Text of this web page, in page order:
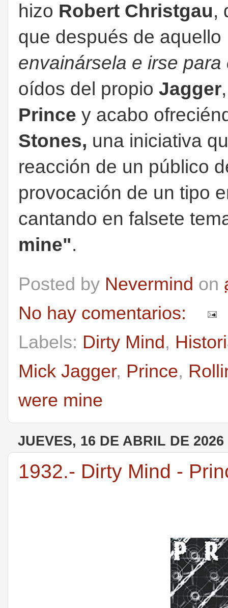
hizo Robert Christgau,
que después de aquello
envainársela e irse
oídos del propio Jagger
Prince y acabo
Stones, una iniciativa
reacción de un público
provocación de un tipo
cantando en falsete
mine".
Posted by Nevermind on
No hay comentarios:
Labels: Dirty Mind,
Mick Jagger, Prince,
were mine
JUEVES, 16 DE ABRIL DE 2026
1932.- Dirty Mind -